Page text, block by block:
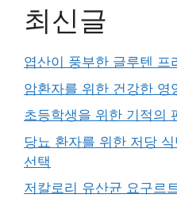
최신글
엽산이 풍부한 글루텐 프
암환자를 위한 건강한 영
초등학생을 위한 기적의
당뇨 환자를 위한 저당
선택
저칼로리 유산균 요구르